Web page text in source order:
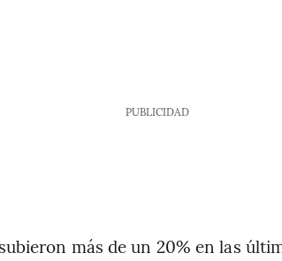
PUBLICIDAD
más de un 20% en las